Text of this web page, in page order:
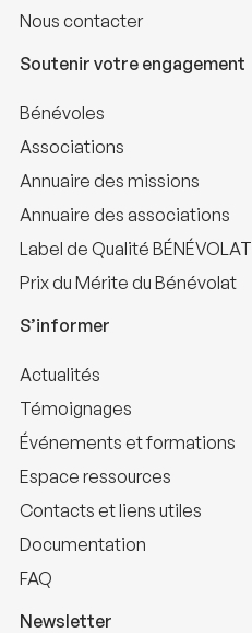
Nous contacter
Soutenir votre engagement
Bénévoles
Associations
Annuaire des missions
Annuaire des associations
Label de Qualité BÉNÉVOLAT
Prix du Mérite du Bénévolat
S’informer
Actualités
Témoignages
Événements et formations
Espace ressources
Contacts et liens utiles
Documentation
FAQ
Newsletter